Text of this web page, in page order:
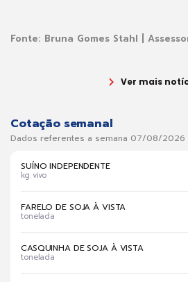
Fonte: Bruna Gomes Stahl |
Ver mais
Cotação semanal
Dados referentes a semana 07/08/2026
SUÍNO INDEPENDENTE
kg vivo
FARELO DE SOJA À VISTA
tonelada
CASQUINHA DE SOJA À VISTA
tonelada